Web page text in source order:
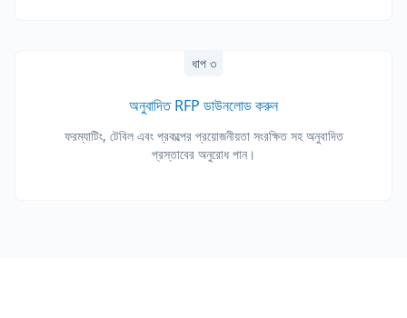
ধাপ ৩
অনুবাদিত RFP ডাউনলোড করুন
ফরম্যাটিং, টেবিল এবং প্রকল্পের প্রয়োজনীয়তা সংরক্ষিত সহ অনুবাদিত
প্রস্তাবের অনুরোধ পান।